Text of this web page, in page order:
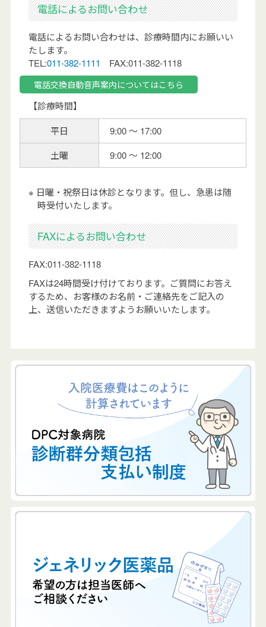
電話によるお問い合わせ
電話によるお問い合わせは、診療時間内にお願いい
たします。
TEL:011-382-1111 FAX:011-382-1118
電話交換自動音声案内についてはこちら
【診療時間】
平日
9:00 ～ 17:00
土曜
9:00 ～ 12:00
日曜・祝祭日は休診となります。但し、急患は随
時受付いたします。
FAXによるお問い合わせ
FAX:011-382-1118
FAXは24時間受け付けております。ご質問にお答え
するため、お客様のお名前・ご連絡先をご記入の
上、送信いただきますようお願いいたします。